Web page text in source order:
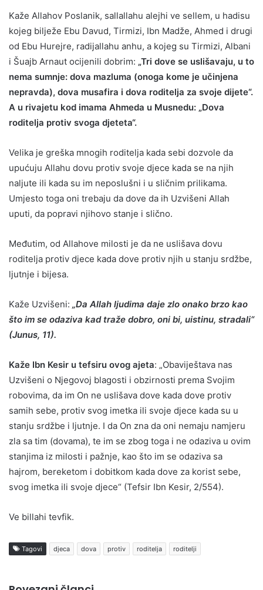
Kaže Allahov Poslanik, sallallahu alejhi ve sellem, u hadisu
kojeg bilježe Ebu Davud, Tirmizi, Ibn Madže, Ahmed i drugi
od Ebu Hurejre, radijallahu anhu, a kojeg su Tirmizi, Albani
i Šuajb Arnaut ocijenili dobrim: „Tri dove se uslišavaju, u to
nema sumnje: dova mazluma (onoga kome je učinjena
nepravda), dova musafira i dova roditelja za svoje dijete“.
A u rivajetu kod imama Ahmeda u Musnedu: „Dova
roditelja protiv svoga djeteta“.
Velika je greška mnogih roditelja kada sebi dozvole da
upućuju Allahu dovu protiv svoje djece kada se na njih
naljute ili kada su im neposlušni i u sličnim prilikama.
Umjesto toga oni trebaju da dove da ih Uzvišeni Allah
uputi, da popravi njihovo stanje i slično.
Međutim, od Allahove milosti je da ne uslišava dovu
roditelja protiv djece kada dove protiv njih u stanju srdžbe,
ljutnje i bijesa.
Kaže Uzvišeni: „Da Allah ljudima daje zlo onako brzo kao
što im se odaziva kad traže dobro, oni bi, uistinu, stradali“
(Junus, 11).
Kaže Ibn Kesir u tefsiru ovog ajeta: „Obaviještava nas
Uzvišeni o Njegovoj blagosti i obzirnosti prema Svojim
robovima, da im On ne uslišava dove kada dove protiv
samih sebe, protiv svog imetka ili svoje djece kada su u
stanju srdžbe i ljutnje. I da On zna da oni nemaju namjeru
zla sa tim (dovama), te im se zbog toga i ne odaziva u ovim
stanjima iz milosti i pažnje, kao što im se odaziva sa
hajrom, bereketom i dobitkom kada dove za korist sebe,
svog imetka ili svoje djece“ (Tefsir Ibn Kesir, 2/554).
Ve billahi tevfik.
Tagovi djeca dova protiv roditelja roditelji